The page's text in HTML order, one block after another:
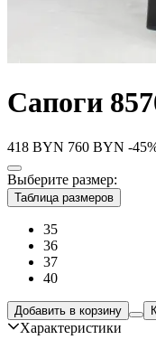
Сапоги
418 BYN 760 BYN -
Выберите размер:
Таблица размеров
35
36
37
40
Добавить в корзину
Характеристики